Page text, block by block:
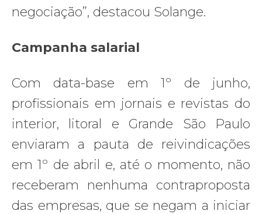
negociação”, destacou Solange.
Campanha salarial
Com data-base em 1º de junho,
profissionais em jornais e revistas do
interior, litoral e Grande São Paulo
enviaram a pauta de reivindicações
em 1º de abril e, até o momento, não
receberam nenhuma contraproposta
das empresas, que se negam a iniciar